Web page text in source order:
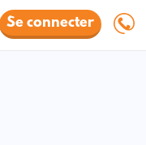
Se connecter